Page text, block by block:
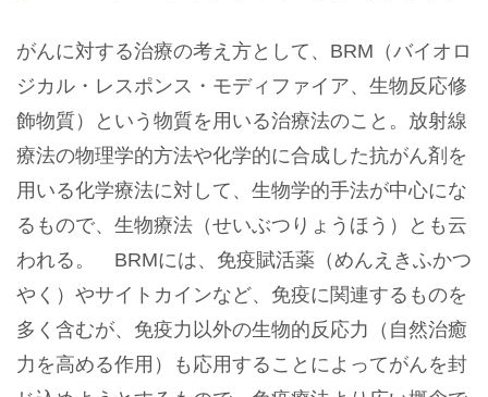
がんに対する治療の考え方として、BRM（バイオロ
ジカル・レスポンス・モディファイア、生物反応修
飾物質）という物質を用いる治療法のこと。放射線
療法の物理学的方法や化学的に合成した抗がん剤を
用いる化学療法に対して、生物学的手法が中心にな
るもので、生物療法（せいぶつりょうほう）とも云
われる。 BRMには、免疫賦活薬（めんえきふかつ
やく）やサイトカインなど、免疫に関連するものを
多く含むが、免疫力以外の生物的反応力（自然治癒
力を高める作用）も応用することによってがんを封